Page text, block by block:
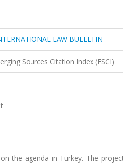
LAW BULLETIN
Sources Citation Index (ESCI)
the agenda in Turkey. The